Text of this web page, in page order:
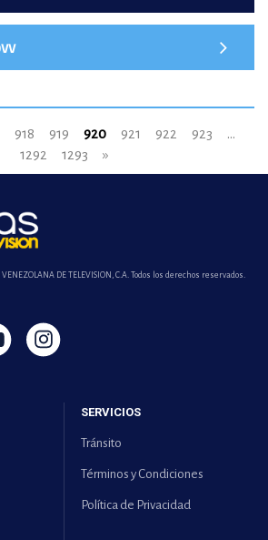
918 919 920 921 922 923
...
1292
1293 »
DE TELEVISION, C.A. Todos los derechos reservados.
SERVICIOS
Tránsito
Términos y Condiciones
Política de Privacidad